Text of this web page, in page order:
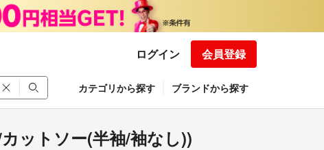
ログイン 会員登録
カテゴリから探す ブランドから探す
ットソー(半袖/袖なし))